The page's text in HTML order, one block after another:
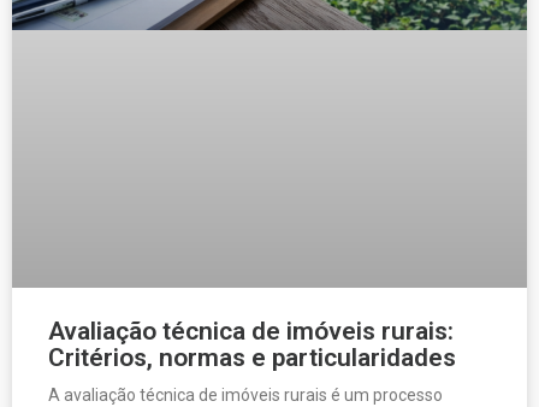
Avaliação técnica de imóveis rurais:
Critérios, normas e particularidades
A avaliação técnica de imóveis rurais é um processo